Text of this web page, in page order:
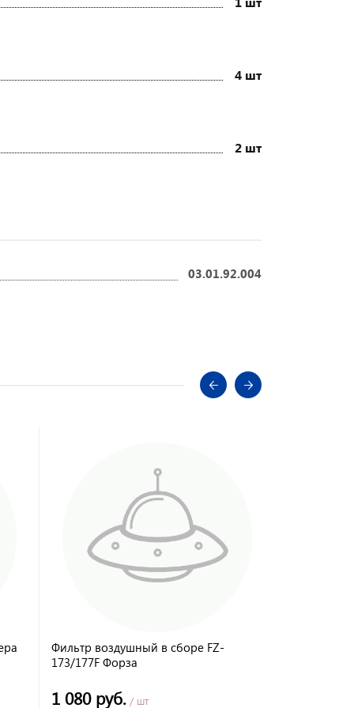
4 шт
2 шт
03.01.92.004
Фильтр воздушный в сборе FZ-
173/177F Форза
1 080 руб. / шт